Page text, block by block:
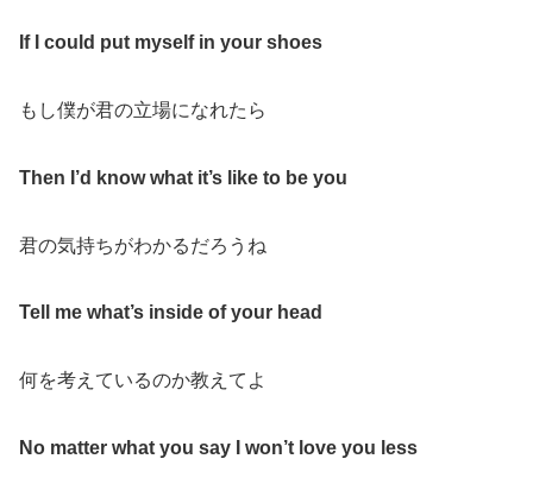
If I could put myself in your shoes
もし僕が君の立場になれたら
Then I’d know what it’s like to be you
君の気持ちがわかるだろうね
Tell me what’s inside of your head
何を考えているのか教えてよ
No matter what you say I won’t love you less